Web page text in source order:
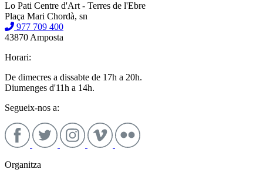
Lo Pati Centre d'Art - Terres de l'Ebre
Plaça Mari Chordà, sn
977 709 400
43870 Amposta
Horari:
De dimecres a dissabte de 17h a 20h.
Diumenges d'11h a 14h.
Segueix-nos a:
Organitza